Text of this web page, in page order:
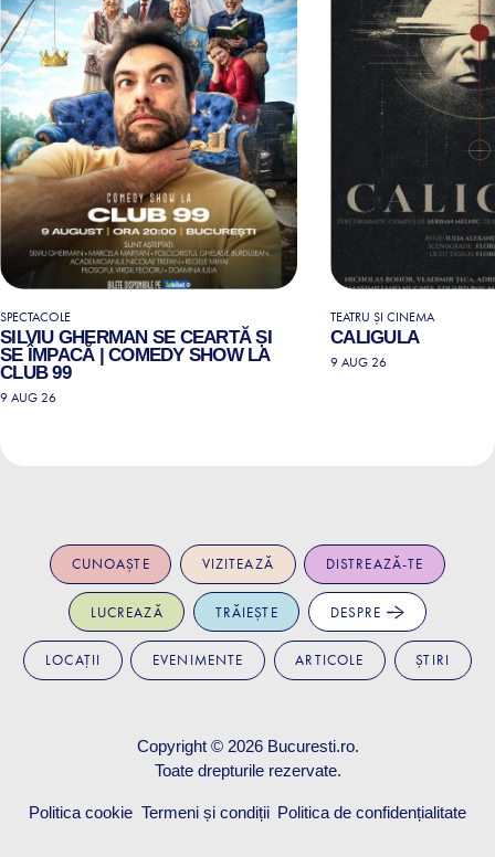
SPECTACOLE
SILVIU GHERMAN SE CEARTĂ ȘI
SE ÎMPACĂ | COMEDY SHOW LA
CLUB 99
9 AUG 26
TEATRU ȘI CINEMA
CALIGULA
9 AUG 26
CUNOAȘTE VIZITEAZĂ DISTREAZĂ-TE
LUCREAZĂ TRĂIEȘTE DESPRE
LOCAȚII EVENIMENTE ARTICOLE ȘTIRI
Copyright © 2026 Bucuresti.ro.
Toate drepturile rezervate.
Politica cookie Termeni și condiții Politica de confidențialitate